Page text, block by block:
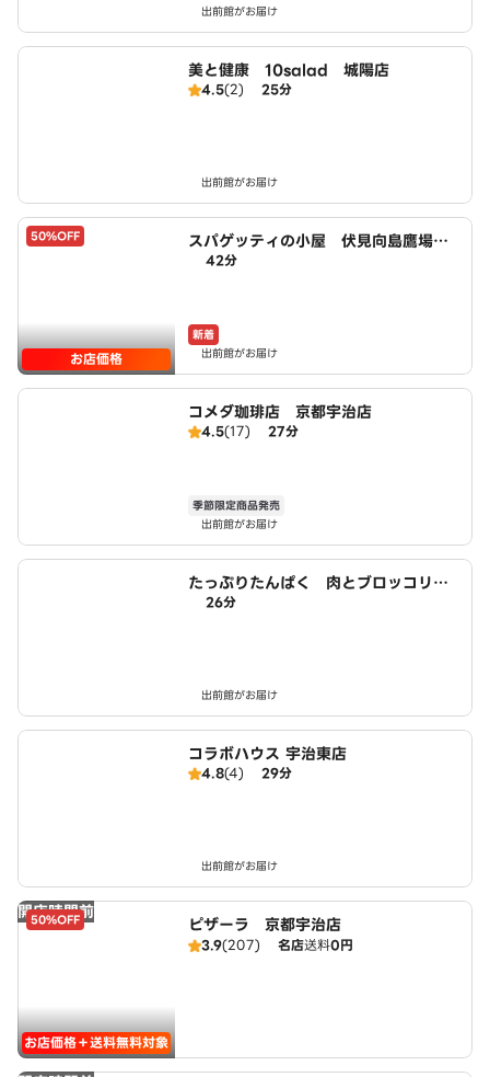
出前館がお届け
美と健康 10salad 城陽店
4.5(2) 25分
出前館がお届け
50%OFF
お店価格
スパゲッティの小屋 伏見向島鷹場町
店 powered by LAWSON
42分
新着
出前館がお届け
コメダ珈琲店 京都宇治店
4.5(17) 27分
季節限定商品発売
出前館がお届け
たっぷりたんぱく 肉とブロッコリー
生活 城陽店
26分
出前館がお届け
コラボハウス 宇治東店
4.8(4) 29分
出前館がお届け
開店時間前
50%OFF
お店価格＋送料無料対象
ピザーラ 京都宇治店
3.9(207) 名店送料0円